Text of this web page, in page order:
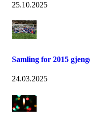
25.10.2025
Samling for 2015
24.03.2025